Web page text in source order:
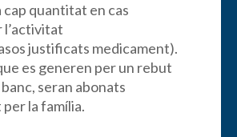
quantitat en cas
l’activitat
justificats medicament).
es generen per un rebut
seran abonats
la família.